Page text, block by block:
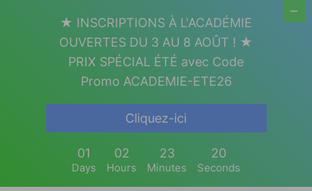
★ INSCRIPTIONS À L'ACADÉMIE
OUVERTES DU 3 AU 8 AOÛT ! ★
PRIX SPÉCIAL ÉTÉ avec Code
Promo ACADEMIE-ETE26
Cliquez-ici
01
Days
02
Hours
23
Minutes
19
Seconds